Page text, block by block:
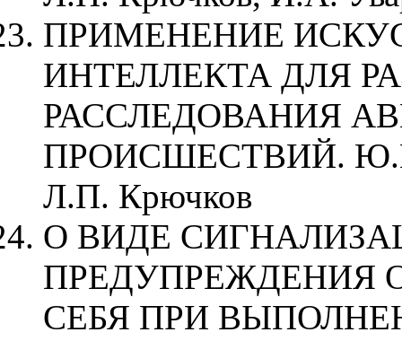
ПРИМЕНЕНИЕ
ИНТЕЛЛЕКТА ДЛЯ
РАССЛЕДОВАНИЯ
ПРОИСШЕСТВИЙ.
Л.П. Крючков
О ВИДЕ
ПРЕДУПРЕЖДЕНИЯ
СЕБЯ ПРИ